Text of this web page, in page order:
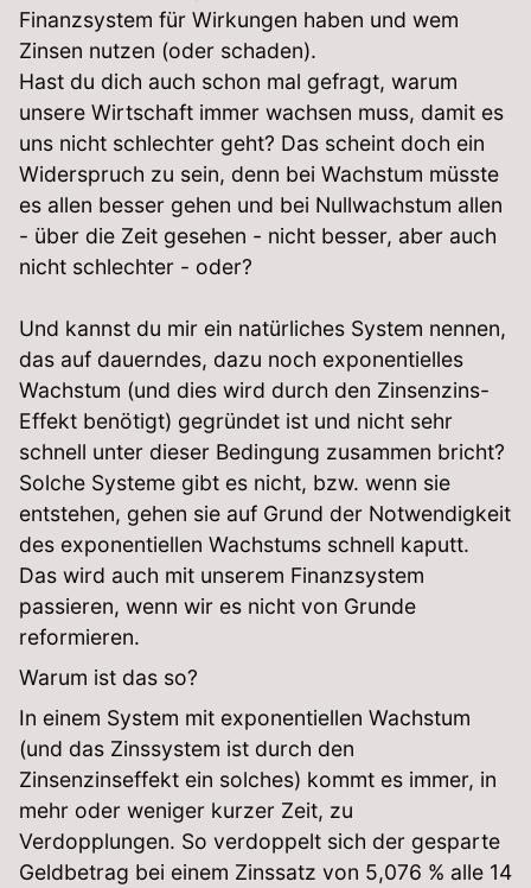
Finanzsystem für Wirkungen haben und wem
Zinsen nutzen (oder schaden).
Hast du dich auch schon mal gefragt, warum
unsere Wirtschaft immer wachsen muss, damit es
uns nicht schlechter geht? Das scheint doch ein
Widerspruch zu sein, denn bei Wachstum müsste
es allen besser gehen und bei Nullwachstum allen
- über die Zeit gesehen - nicht besser, aber auch
nicht schlechter - oder?
Und kannst du mir ein natürliches System nennen,
das auf dauerndes, dazu noch exponentielles
Wachstum (und dies wird durch den Zinsenzins-
Effekt benötigt) gegründet ist und nicht sehr
schnell unter dieser Bedingung zusammen bricht?
Solche Systeme gibt es nicht, bzw. wenn sie
entstehen, gehen sie auf Grund der Notwendigkeit
des exponentiellen Wachstums schnell kaputt.
Das wird auch mit unserem Finanzsystem
passieren, wenn wir es nicht von Grunde
reformieren.
Warum ist das so?
In einem System mit exponentiellen Wachstum
(und das Zinssystem ist durch den
Zinsenzinseffekt ein solches) kommt es immer, in
mehr oder weniger kurzer Zeit, zu
Verdopplungen. So verdoppelt sich der gesparte
Geldbetrag bei einem Zinssatz von 5,076 % alle 14